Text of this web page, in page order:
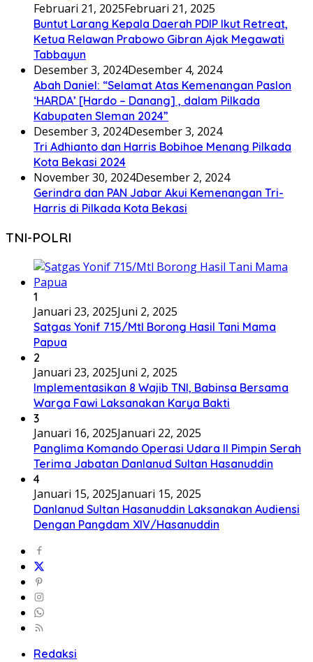
Februari 21, 2025Februari 21, 2025
Buntut Larang Kepala Daerah PDIP Ikut Retreat,
Ketua Relawan Prabowo Gibran Ajak Megawati
Tabbayun
Desember 3, 2024Desember 4, 2024
Abah Daniel: “Selamat Atas Kemenangan Paslon
‘HARDA’ [Hardo – Danang] , dalam Pilkada
Kabupaten Sleman 2024”
Desember 3, 2024Desember 3, 2024
Tri Adhianto dan Harris Bobihoe Menang Pilkada
Kota Bekasi 2024
November 30, 2024Desember 2, 2024
Gerindra dan PAN Jabar Akui Kemenangan Tri-
Harris di Pilkada Kota Bekasi
TNI-POLRI
1
Januari 23, 2025Juni 2, 2025
Satgas Yonif 715/Mtl Borong Hasil Tani Mama
Papua
2
Januari 23, 2025Juni 2, 2025
Implementasikan 8 Wajib TNI, Babinsa Bersama
Warga Fawi Laksanakan Karya Bakti
3
Januari 16, 2025Januari 22, 2025
Panglima Komando Operasi Udara II Pimpin Serah
Terima Jabatan Danlanud Sultan Hasanuddin
4
Januari 15, 2025Januari 15, 2025
Danlanud Sultan Hasanuddin Laksanakan Audiensi
Dengan Pangdam XIV/Hasanuddin
Redaksi